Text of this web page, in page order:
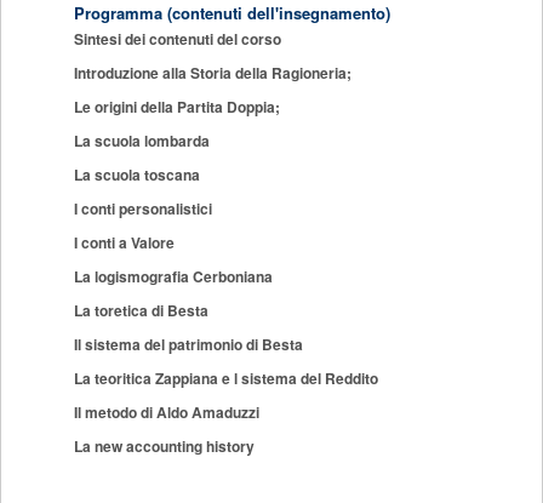
Programma (contenuti dell'insegnamento)
Sintesi dei contenuti del corso
Introduzione alla Storia della Ragioneria;
Le origini della Partita Doppia;
La scuola lombarda
La scuola toscana
I conti personalistici
I conti a Valore
La logismografia Cerboniana
La toretica di Besta
Il sistema del patrimonio di Besta
La teoritica Zappiana e l sistema del Reddito
Il metodo di Aldo Amaduzzi
La new accounting history